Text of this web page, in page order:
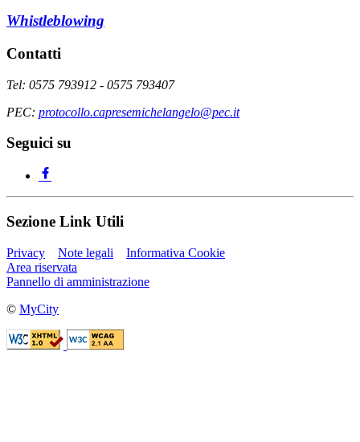
Whistleblowing
Contatti
Tel: 0575 793912 - 0575 793407
PEC: protocollo.capresemichelangelo@pec.it
Seguici su
Sezione Link Utili
Privacy Note legali
Informativa Cookie
Area riservata
Pannello di amministrazione
© MyCity